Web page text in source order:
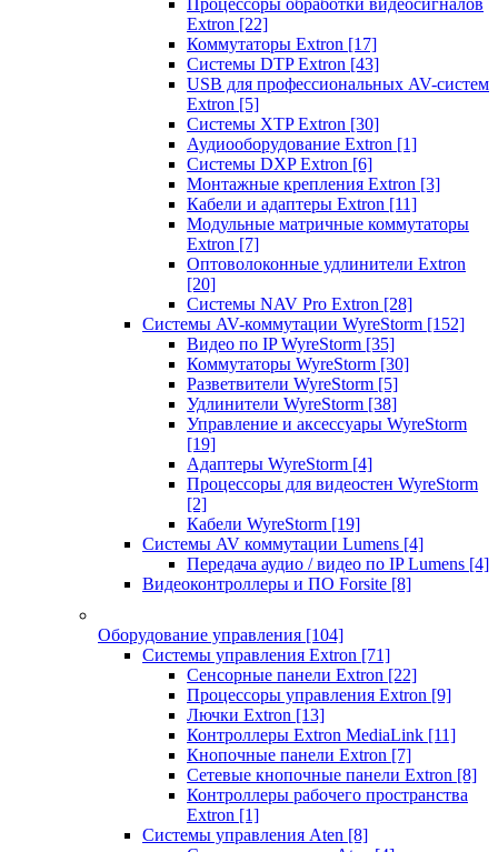
Процессоры обработки видеосигналов
Extron [22]
Коммутаторы Extron [17]
Системы DTP Extron [43]
USB для профессиональных AV-систем
Extron [5]
Системы XTP Extron [30]
Аудиооборудование Extron [1]
Системы DXP Extron [6]
Монтажные крепления Extron [3]
Кабели и адаптеры Extron [11]
Модульные матричные коммутаторы
Extron [7]
Оптоволоконные удлинители Extron
[20]
Системы NAV Pro Extron [28]
Системы AV-коммутации WyreStorm [152]
Видео по IP WyreStorm [35]
Коммутаторы WyreStorm [30]
Разветвители WyreStorm [5]
Удлинители WyreStorm [38]
Управление и аксессуары WyreStorm
[19]
Адаптеры WyreStorm [4]
Процессоры для видеостен WyreStorm
[2]
Кабели WyreStorm [19]
Системы AV коммутации Lumens [4]
Передача аудио / видео по IP Lumens [4]
Видеоконтроллеры и ПО Forsite [8]
Оборудование управления [104]
Системы управления Extron [71]
Сенсорные панели Extron [22]
Процессоры управления Extron [9]
Лючки Extron [13]
Контроллеры Extron MediaLink [11]
Кнопочные панели Extron [7]
Сетевые кнопочные панели Extron [8]
Контроллеры рабочего пространства
Extron [1]
Системы управления Aten [8]